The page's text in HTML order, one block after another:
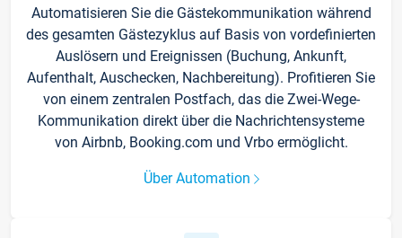
Automatisieren Sie die Gästekommunikation während
des gesamten Gästezyklus auf Basis von vordefinierten
Auslösern und Ereignissen (Buchung, Ankunft,
Aufenthalt, Auschecken, Nachbereitung). Profitieren Sie
von einem zentralen Postfach, das die Zwei-Wege-
Kommunikation direkt über die Nachrichtensysteme
von Airbnb, Booking.com und Vrbo ermöglicht.
Über Automation